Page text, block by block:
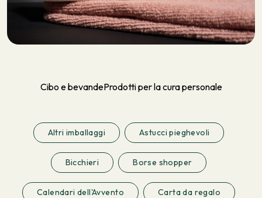
Cibo e bevandeProdotti per la cura personale
Altri imballaggi Astucci pieghevoli
Bicchieri Borse shopper
Calendari dell'Avvento Carta da regalo